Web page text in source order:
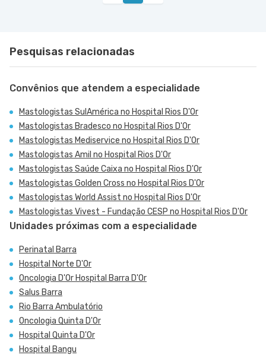
Pesquisas relacionadas
Convênios que atendem a especialidade
Mastologistas SulAmérica no Hospital Rios D'Or
Mastologistas Bradesco no Hospital Rios D'Or
Mastologistas Mediservice no Hospital Rios D'Or
Mastologistas Amil no Hospital Rios D'Or
Mastologistas Saúde Caixa no Hospital Rios D'Or
Mastologistas Golden Cross no Hospital Rios D'Or
Mastologistas World Assist no Hospital Rios D'Or
Mastologistas Vivest - Fundação CESP no Hospital Rios D'Or
Unidades próximas com a especialidade
Perinatal Barra
Hospital Norte D'Or
Oncologia D'Or Hospital Barra D'Or
Salus Barra
Rio Barra Ambulatório
Oncologia Quinta D'Or
Hospital Quinta D'Or
Hospital Bangu